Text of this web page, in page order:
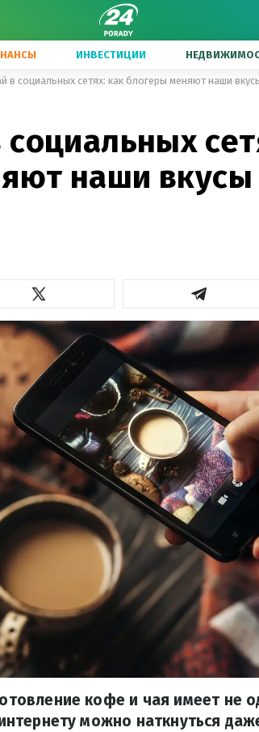
ИНВЕСТИЦИИ
в социальных сетях: как блогеры меняют наши
наши вкусы
кофе и чая имеет не
можно наткнуться